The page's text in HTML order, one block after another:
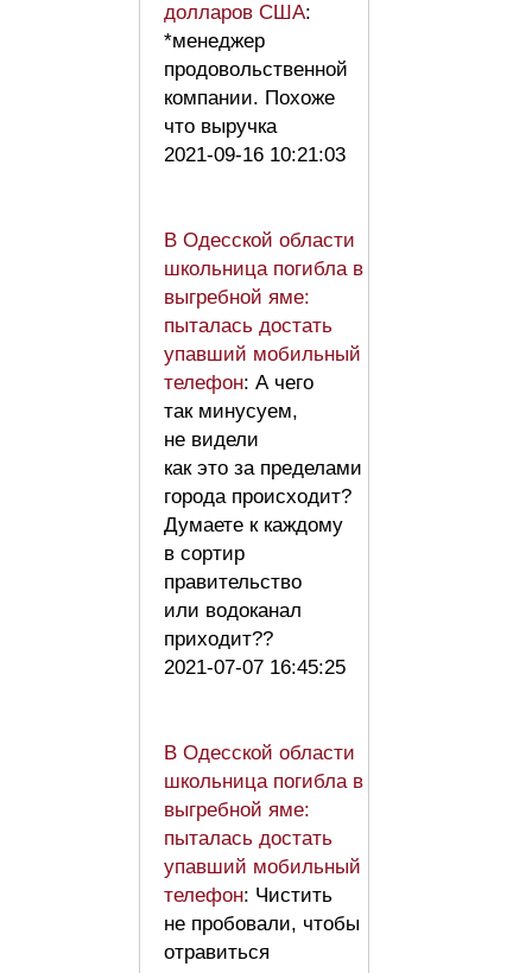
долларов США:
*менеджер
продовольственной
компании. Похоже
что выручка
2021-09-16 10:21:03
В Одесской области
школьница погибла в
выгребной яме:
пыталась достать
упавший мобильный
телефон: А чего
так минусуем,
не видели
как это за пределами
города происходит?
Думаете к каждому
в сортир
правительство
или водоканал
приходит??
2021-07-07 16:45:25
В Одесской области
школьница погибла в
выгребной яме:
пыталась достать
упавший мобильный
телефон: Чистить
не пробовали, чтобы
отравиться